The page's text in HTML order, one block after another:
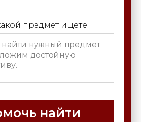
предмет ищете.
найти